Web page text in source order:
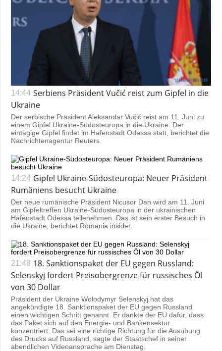
14:44 Serbiens Präsident Vučić reist zum Gipfel in die
Ukraine
Der serbische Präsident Aleksandar Vučić reist am 11. Juni zu
einem Gipfel Ukraine-Südosteuropa in die Ukraine. Der
eintägige Gipfel findet im Hafenstadt Odessa statt, berichtet die
Nachrichtenagentur Reuters
14:24 Gipfel Ukraine-Südosteuropa: Neuer Präsident
Rumäniens besucht Ukraine
Der neue rumänische Präsident Nicusor Dan wird am 11. Juni
am Gipfeltreffen Ukraine-Südosteuropa in der ukrainischen
Hafenstadt Odessa teilenehmen. Das ist sein erster Besuch in
die Ukraine, berichtet Romania insider.
21:48 18. Sanktionspaket der EU gegen Russland:
Selenskyj fordert Preisobergrenze für russisches Öl
von 30 Dollar
Präsident der Ukraine Wolodymyr Selenskyj hat das
angekündigte 18. Sanktionspaket der EU gegen Russland
einen wichtigen Schritt genannt. Er dankte der EU dafür, dass
das Paket sich auf den Energie- und Bankensektor
konzentriert. Das sei eine richtige Richtung für die Ausübung
des Drucks auf Russland, sagte der Staatschef in seiner
abendlichen Videoansprache am Dienstag.